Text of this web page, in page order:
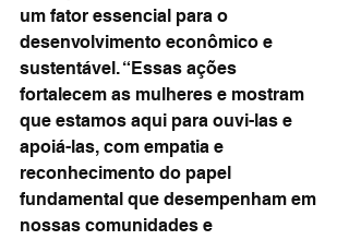
um fator essencial para o
desenvolvimento econômico e
sustentável. “Essas ações
fortalecem as mulheres e mostram
que estamos aqui para ouvi-las e
apoiá-las, com empatia e
reconhecimento do papel
fundamental que desempenham em
nossas comunidades e